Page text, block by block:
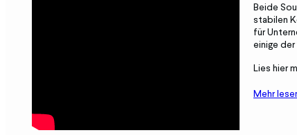
Beide
stabilen
für
einige
Lies hier
Mehr